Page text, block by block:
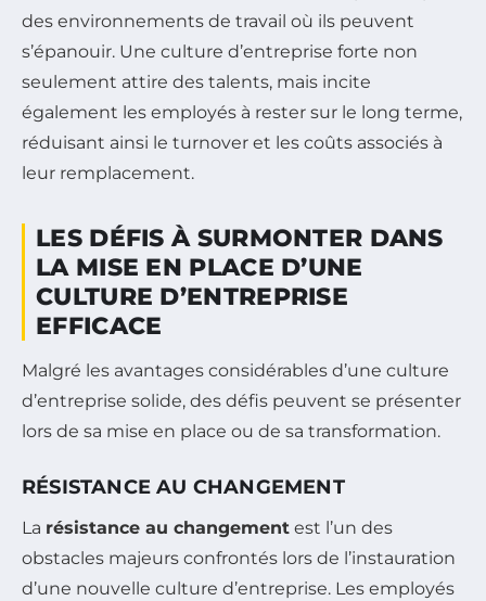
des environnements de travail où ils peuvent
s’épanouir. Une culture d’entreprise forte non
seulement attire des talents, mais incite
également les employés à rester sur le long terme,
réduisant ainsi le turnover et les coûts associés à
leur remplacement.
LES DÉFIS À SURMONTER DANS
LA MISE EN PLACE D’UNE
CULTURE D’ENTREPRISE
EFFICACE
Malgré les avantages considérables d’une culture
d’entreprise solide, des défis peuvent se présenter
lors de sa mise en place ou de sa transformation.
RÉSISTANCE AU CHANGEMENT
La résistance au changement est l’un des
obstacles majeurs confrontés lors de l’instauration
d’une nouvelle culture d’entreprise. Les employés